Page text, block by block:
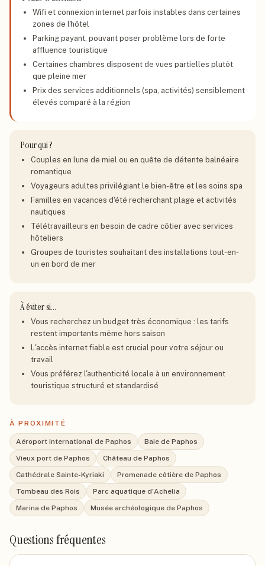
Wifi et connexion internet parfois instables dans certaines
zones de l'hôtel
Parking payant, pouvant poser problème lors de forte
affluence touristique
Certaines chambres disposent de vues partielles plutôt
que pleine mer
Prix des services additionnels (spa, activités) sensiblement
élevés comparé à la région
Pour qui ?
Couples en lune de miel ou en quête de détente balnéaire
romantique
Voyageurs adultes privilégiant le bien-être et les soins spa
Familles en vacances d'été recherchant plage et activités
nautiques
Télétravailleurs en besoin de cadre côtier avec services
hôteliers
Groupes de touristes souhaitant des installations tout-en-
un en bord de mer
À éviter si…
Vous recherchez un budget très économique : les tarifs
restent importants même hors saison
L'accès internet fiable est crucial pour votre séjour ou
travail
Vous préférez l'authenticité locale à un environnement
touristique structuré et standardisé
À PROXIMITÉ
Aéroport international de Paphos
Baie de Paphos
Vieux port de Paphos
Château de Paphos
Cathédrale Sainte-Kyriaki
Promenade côtière de Paphos
Tombeau des Rois
Parc aquatique d'Achelia
Marina de Paphos
Musée archéologique de Paphos
Questions fréquentes